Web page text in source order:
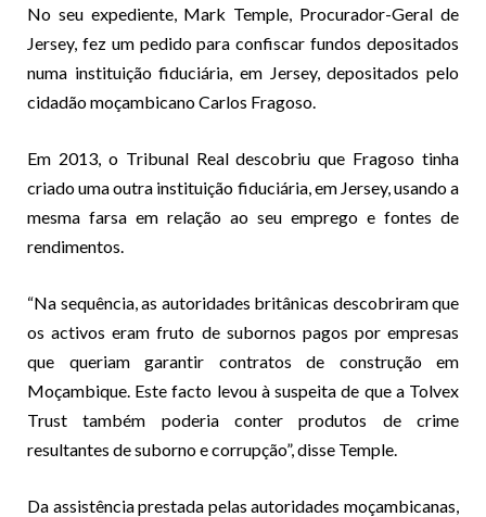
No seu expediente, Mark Temple, Procurador-Geral de
Jersey, fez um pedido para confiscar fundos depositados
numa instituição fiduciária, em Jersey, depositados pelo
cidadão moçambicano Carlos Fragoso.
Em 2013, o Tribunal Real descobriu que Fragoso tinha
criado uma outra instituição fiduciária, em Jersey, usando a
mesma farsa em relação ao seu emprego e fontes de
rendimentos.
“Na sequência, as autoridades britânicas descobriram que
os activos eram fruto de subornos pagos por empresas
que queriam garantir contratos de construção em
Moçambique. Este facto levou à suspeita de que a Tolvex
Trust também poderia conter produtos de crime
resultantes de suborno e corrupção”, disse Temple.
Da assistência prestada pelas autoridades moçambicanas,